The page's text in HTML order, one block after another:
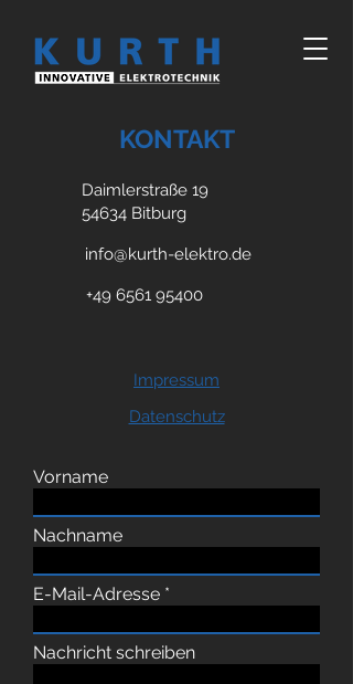
KONTAKT
Daimlerstraße 19
54634 Bitburg
info@kurth-elektro.de
+49 6561 95400
Impressum
Datenschutz
Vorname
Nachname
E-Mail-Adresse
Nachricht schreiben